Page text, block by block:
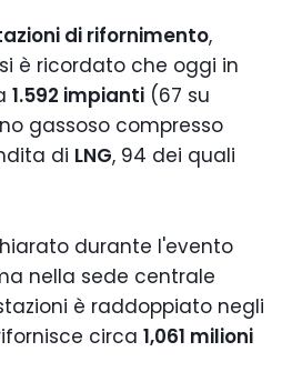
di rifornimento,
è ricordato che oggi in
1.592 impianti (67 su
gassoso compresso
di LNG, 94 dei quali
durante l'evento
nella sede centrale
è raddoppiato negli
circa 1,061 milioni